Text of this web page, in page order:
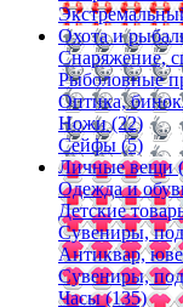
Охота и
Снаряжение,
Рыболовные
Оптика,
Ножи (22)
Сейфы (5)
Личные вещи
Одежда и
Детские
Сувениры,
Антиквар,
Сувениры,
Часы (135)